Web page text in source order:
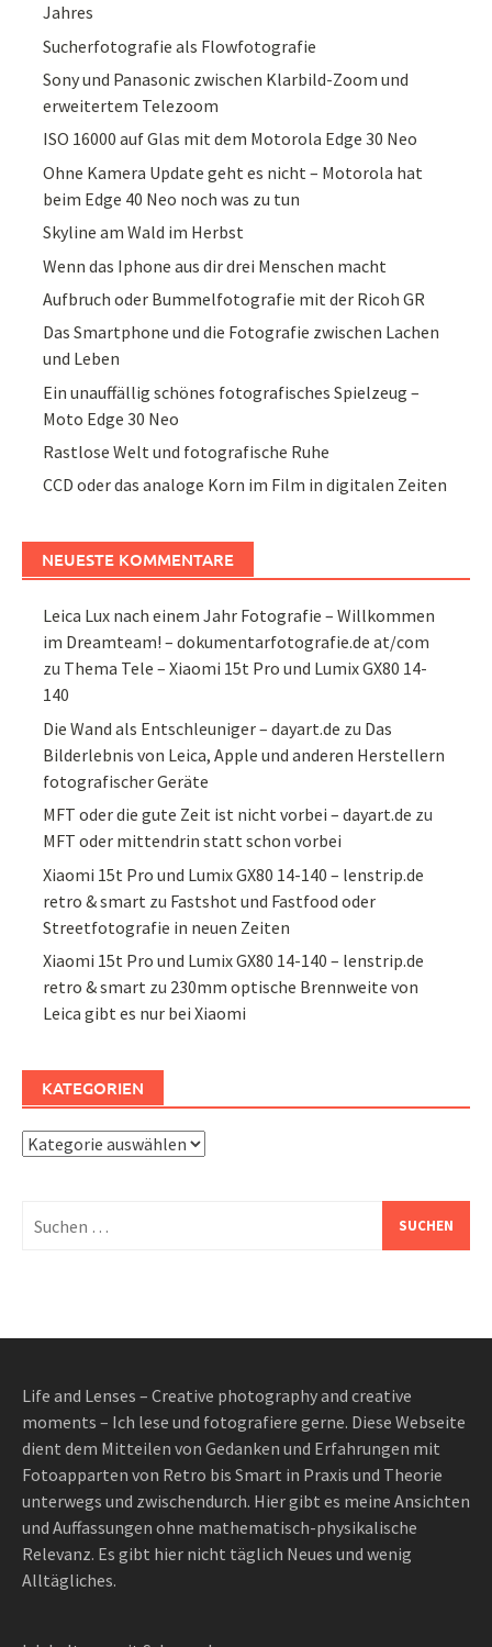
Jahres
Sucherfotografie als Flowfotografie
Sony und Panasonic zwischen Klarbild-Zoom und
erweitertem Telezoom
ISO 16000 auf Glas mit dem Motorola Edge 30 Neo
Ohne Kamera Update geht es nicht – Motorola hat
beim Edge 40 Neo noch was zu tun
Skyline am Wald im Herbst
Wenn das Iphone aus dir drei Menschen macht
Aufbruch oder Bummelfotografie mit der Ricoh GR
Das Smartphone und die Fotografie zwischen Lachen
und Leben
Ein unauffällig schönes fotografisches Spielzeug –
Moto Edge 30 Neo
Rastlose Welt und fotografische Ruhe
CCD oder das analoge Korn im Film in digitalen Zeiten
NEUESTE KOMMENTARE
Leica Lux nach einem Jahr Fotografie – Willkommen
im Dreamteam! – dokumentarfotografie.de at/com
zu Thema Tele – Xiaomi 15t Pro und Lumix GX80 14-
140
Die Wand als Entschleuniger – dayart.de zu Das
Bilderlebnis von Leica, Apple und anderen Herstellern
fotografischer Geräte
MFT oder die gute Zeit ist nicht vorbei – dayart.de zu
MFT oder mittendrin statt schon vorbei
Xiaomi 15t Pro und Lumix GX80 14-140 – lenstrip.de
retro & smart zu Fastshot und Fastfood oder
Streetfotografie in neuen Zeiten
Xiaomi 15t Pro und Lumix GX80 14-140 – lenstrip.de
retro & smart zu 230mm optische Brennweite von
Leica gibt es nur bei Xiaomi
KATEGORIEN
Kategorien
nach:
Life and Lenses – Creative photography and creative
moments – Ich lese und fotografiere gerne. Diese Webseite
dient dem Mitteilen von Gedanken und Erfahrungen mit
Fotoapparten von Retro bis Smart in Praxis und Theorie
unterwegs und zwischendurch. Hier gibt es meine Ansichten
und Auffassungen ohne mathematisch-physikalische
Relevanz. Es gibt hier nicht täglich Neues und wenig
Alltägliches.